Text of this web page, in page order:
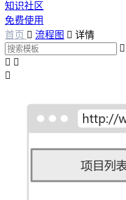
知识社区
免费使用
首页  流程图  详情

 
